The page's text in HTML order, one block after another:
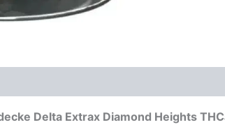
Delta Extrax Diamond Heights